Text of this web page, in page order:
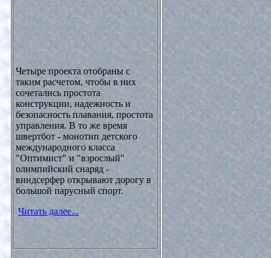
Четыре проекта отобраны с
таким расчетом, чтобы в них
сочетались простота
конструкции, надежность и
безопасность плавания, простота
управления. В то же время
швертбот - монотип детского
международного класса
"Оптимист" и "взрослый"
олимпийский снаряд -
виндсерфер открывают дорогу в
большой парусный спорт.
Читать далее...